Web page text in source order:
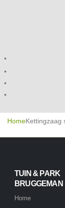
HomeKettingzaag
TUIN & PARK
BRUGGEMAN
Home